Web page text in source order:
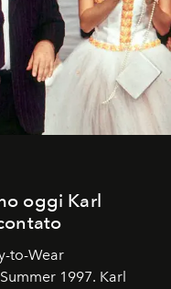
oggi Karl
to-Wear
1997. Karl